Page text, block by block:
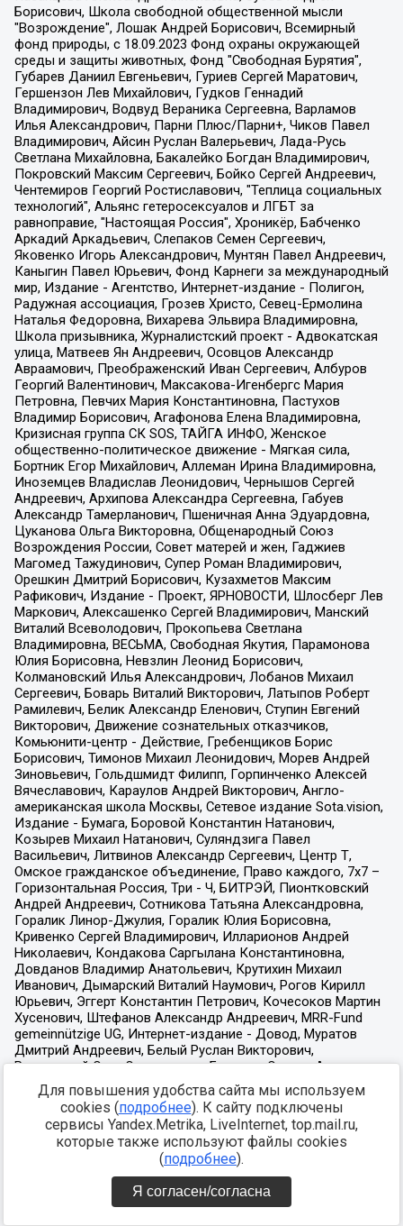
Для повышения удобства сайта мы используем
cookies (подробнее). К сайту подключены
сервисы Yandex.Metrika, LiveInternet, top.mail.ru,
которые также используют файлы cookies
(подробнее).
Я согласен/согласна